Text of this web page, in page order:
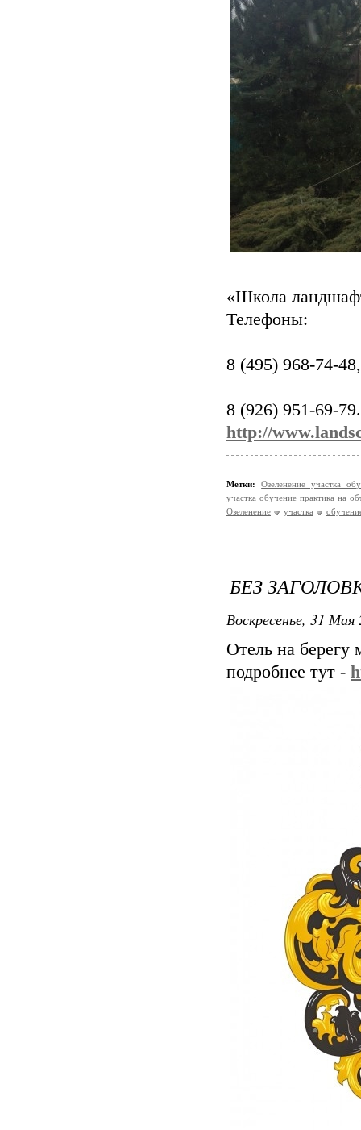
«Школа
Телефоны:
8 (495) 968-74-48,
8 (926) 951-69-79.
http://
Метки:
Озеленение участка
участка обучение практика на
Озеленение
участка
БЕЗ
Воскресенье, 31
Отель на берегу
подробнее тут -